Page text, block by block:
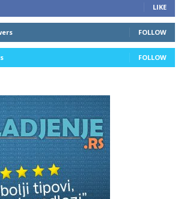
LIKE
FOLLOW
FOLLOW